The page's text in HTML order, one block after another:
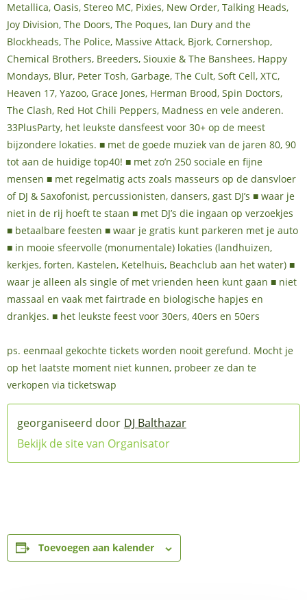
Metallica, Oasis, Stereo MC, Pixies, New Order, Talking Heads,
Joy Division, The Doors, The Poques, Ian Dury and the
Blockheads, The Police, Massive Attack, Bjork, Cornershop,
Chemical Brothers, Breeders, Siouxie & The Banshees, Happy
Mondays, Blur, Peter Tosh, Garbage, The Cult, Soft Cell, XTC,
Heaven 17, Yazoo, Grace Jones, Herman Brood, Spin Doctors,
The Clash, Red Hot Chili Peppers, Madness en vele anderen.
33PlusParty, het leukste dansfeest voor 30+ op de meest
bijzondere lokaties. ■ met de goede muziek van de jaren 80, 90
tot aan de huidige top40! ■ met zo’n 250 sociale en fijne
mensen ■ met regelmatig acts zoals masseurs op de dansvloer
of DJ & Saxofonist, percussionisten, dansers, gast DJ’s ■ waar je
niet in de rij hoeft te staan ■ met DJ’s die ingaan op verzoekjes
■ betaalbare feesten ■ waar je gratis kunt parkeren met je auto
■ in mooie sfeervolle (monumentale) lokaties (landhuizen,
kerkjes, forten, Kastelen, Ketelhuis, Beachclub aan het water) ■
waar je alleen als single of met vrienden heen kunt gaan ■ niet
massaal en vaak met fairtrade en biologische hapjes en
drankjes. ■ het leukste feest voor 30ers, 40ers en 50ers
ps. eenmaal gekochte tickets worden nooit gerefund. Mocht je
op het laatste moment niet kunnen, probeer ze dan te
verkopen via ticketswap
DJ Balthazar
Bekijk de site van Organisator
Toevoegen aan kalender